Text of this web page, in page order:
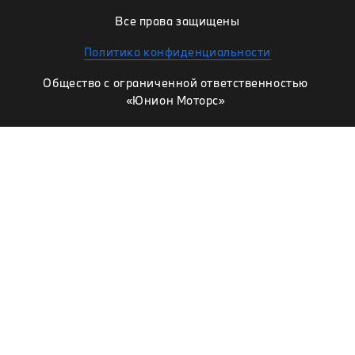
Все права защищены
Политика конфиденциальности
Общество с ограниченной ответственностью
«Юнион Моторс»